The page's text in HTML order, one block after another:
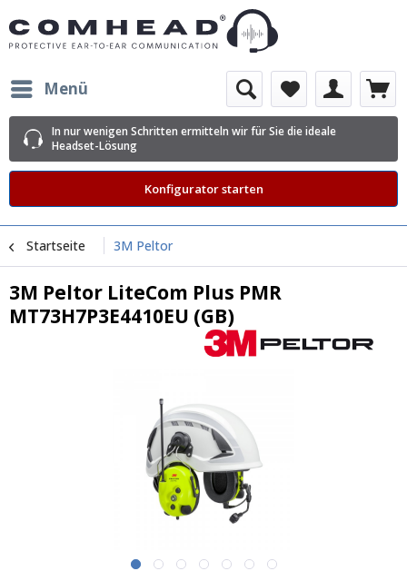
Menü
In nur wenigen Schritten ermitteln wir für Sie die ideale
Headset-Lösung
Konfigurator starten
Startseite 3M Peltor
3M Peltor LiteCom Plus PMR
MT73H7P3E4410EU (GB)